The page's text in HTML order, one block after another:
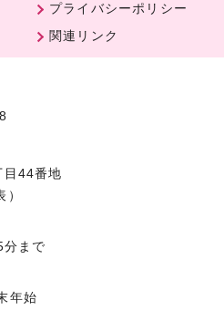
プライバシーポリシー
関連リンク
目44番地
まで
年始